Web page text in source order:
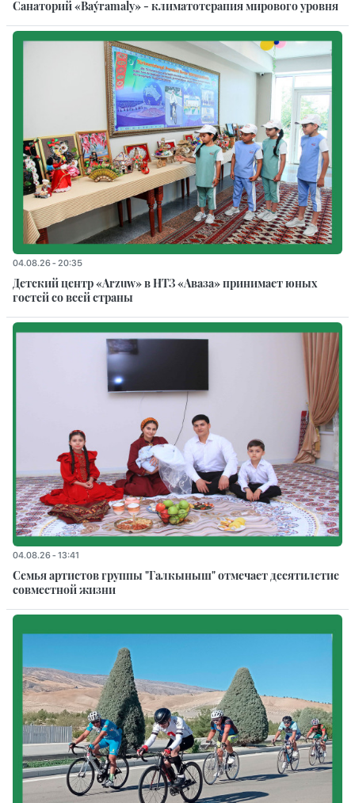
Санаторий «Baýramaly» - климатотерапия мирового уровня
04.08.26 - 20:35
Детский центр «Arzuw» в НТЗ «Аваза» принимает юных
гостей со всей страны
04.08.26 - 13:41
Семья артистов группы "Галкыныш" отмечает десятилетие
совместной жизни